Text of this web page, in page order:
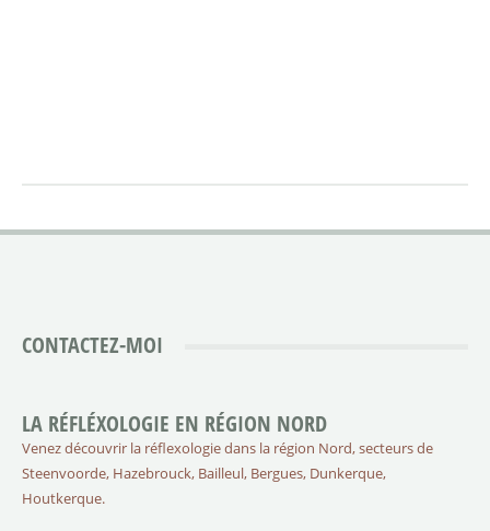
CONTACTEZ-MOI
LA RÉFLÉXOLOGIE EN RÉGION NORD
Venez découvrir la réflexologie dans la région Nord, secteurs de
Steenvoorde, Hazebrouck, Bailleul, Bergues, Dunkerque,
Houtkerque.